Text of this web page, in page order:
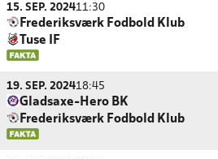
15. SEP. 202411:30
Frederiksværk Fodbold Klub
Tuse IF
19. SEP. 202418:45
Gladsaxe-Hero BK
Frederiksværk Fodbold Klub